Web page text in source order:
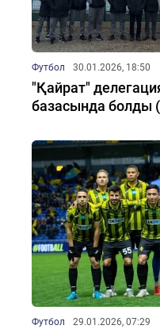
Футбол 30.01.2026, 18:50
"Қайрат"
базасында болды
Футбол 29.01.2026, 07:29